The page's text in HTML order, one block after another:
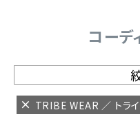
コーデ
TRIBE WEAR ／ トライ